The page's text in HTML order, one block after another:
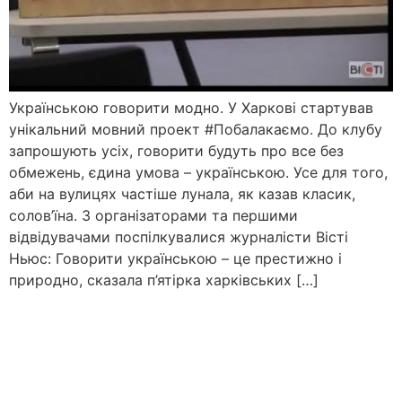
Українською говорити модно. У Харкові стартував
унікальний мовний проект #Побалакаємо. До клубу
запрошують усіх, говорити будуть про все без
обмежень, єдина умова – українською. Усе для того,
аби на вулицях частіше лунала, як казав класик,
солов’їна. З організаторами та першими
відвідувачами поспілкувалися журналісти Вісті
Ньюс: Говорити українською – це престижно і
природно, сказала п’ятірка харківських […]